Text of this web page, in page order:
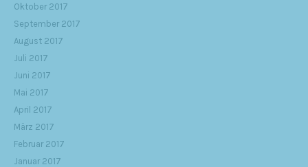
Oktober 2017
September 2017
August 2017
Juli 2017
Juni 2017
Mai 2017
April 2017
März 2017
Februar 2017
Januar 2017